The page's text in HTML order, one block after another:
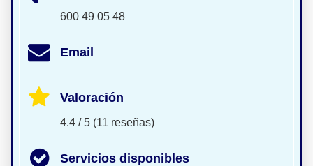
600 49 05 48
Email
Valoración
4.4 / 5 (11 reseñas)
Servicios disponibles